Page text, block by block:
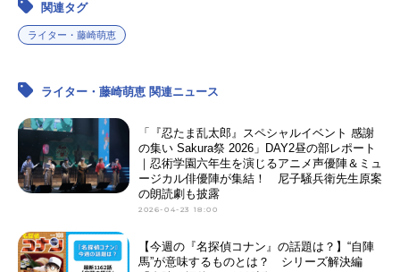
春アニメ
FOLLOW US
関連タグ
ライター・藤崎萌恵
ライター・藤崎萌恵 関連ニュース
「『忍たま乱太郎』スペシャルイベント 感謝
の集い Sakura祭 2026」DAY2昼の部レポート
｜忍術学園六年生を演じるアニメ声優陣＆ミュ
ージカル俳優陣が集結！ 尼子騒兵衛先生原案
の朗読劇も披露
2026-04-23 18:00
【今週の『名探偵コナン』の話題は？】“自陣
馬”が意味するものとは？ シリーズ解決編